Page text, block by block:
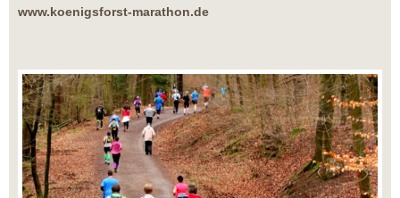
www.koenigsforst-marathon.de